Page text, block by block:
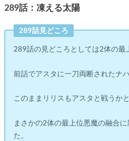
289話：凍える太陽
289話見どころ
289話の見どころとしては2体の最
前話でアスタに一刀両断されたナハ
このままリリスもアスタと戦うか
まさかの2体の最上位悪魔の融合
た。